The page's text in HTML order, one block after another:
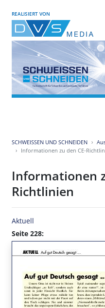
REALISIERT VON
SCHWEISSEN UND SCHNEIDEN
Informationen zu den CE-
Informationen
Richtlinien
Aktuell
Seite 228: